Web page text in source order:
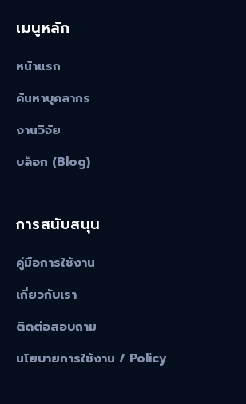
เมนูหลัก
หน้าแรก
ค้นหาบุคลากร
งานวิจัย
บล็อก (Blog)
การสนับสนุน
คู่มือการใช้งาน
เกี่ยวกับเรา
ติดต่อสอบถาม
นโยบายการใช้งาน / Policy